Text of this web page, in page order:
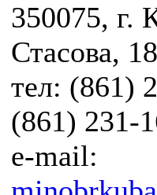
350075, г.
Стасова,
тел: (861)
(861) 231-
e-mail: